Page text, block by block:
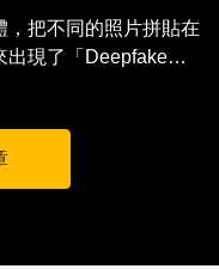
把不同的照片拼貼在
現了「Deepfake」
景，甚至是新聞照